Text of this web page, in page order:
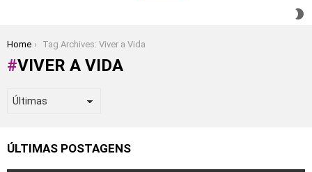
You are here:
Home Tag Archives: Viver a Vida
VIVER A VIDA
ÚLTIMAS POSTAGENS